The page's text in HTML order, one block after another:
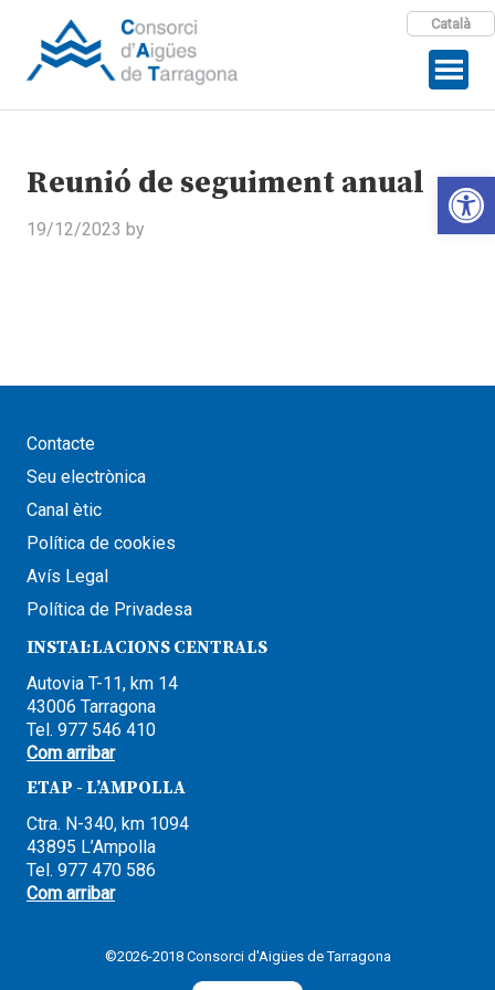
Català
Reunió de seguiment anual
19/12/2023 by
Contacte
Seu electrònica
Canal ètic
Política de cookies
Avís Legal
Política de Privadesa
INSTAL·LACIONS CENTRALS
Autovia T-11, km 14
43006 Tarragona
Tel. 977 546 410
Com arribar
ETAP - L’AMPOLLA
Ctra. N-340, km 1094
43895 L’Ampolla
Tel. 977 470 586
Com arribar
©2026-2018 Consorci d'Aigües de Tarragona